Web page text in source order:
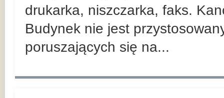
drukarka, niszczarka, faks.
Budynek nie jest
poruszających się na...